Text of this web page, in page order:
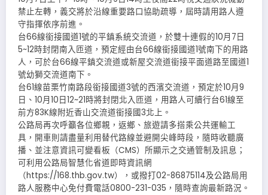
禁止左轉，義交將於沿線重要路口協助疏導，屆時請用路人遵
守指揮依序前進。
台66線銜接國道1號的平鎮系統交流道，於雙十連假的10月7日
5~12時封閉南入匝道，預定經由台66線銜接國道1號南下的用路
人，可於台66線平鎮交流道或新屋交流道銜接平面道路至國道1
號幼獅交流道南下。
台61線苗栗竹南路段銜接國道3號的西濱交流道，預定於10月9
日、10月10日12~21時將封閉北入匝道，用路人可續行台61線至
前方83K線附近香山交流道銜接國3北上。
公路局再次呼籲各位鄉親，返鄉、旅遊請多搭乘公共運輸工
具，開車則請盡量利用替代路線並避開尖峰時段，隨時收聽廣
播、並注意資訊可變看板（CMS）所顯示之交通管制及訊息；
可利用公路局智慧化省道即時資訊網
（https://168.thb.gov.tw），或撥打02-86875114及公路局用
路人服務中心免付費電話0800-231-035，隨時查詢最新路況。